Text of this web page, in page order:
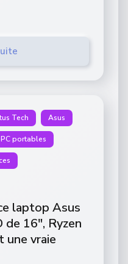
Tech Asus
portables
laptop Asus
de 16″, Ryzen
une vraie